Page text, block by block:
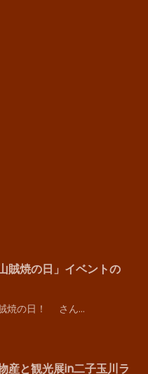
賊焼の日」イベントの
焼の日！ さん…
産と観光展in二子玉川ラ